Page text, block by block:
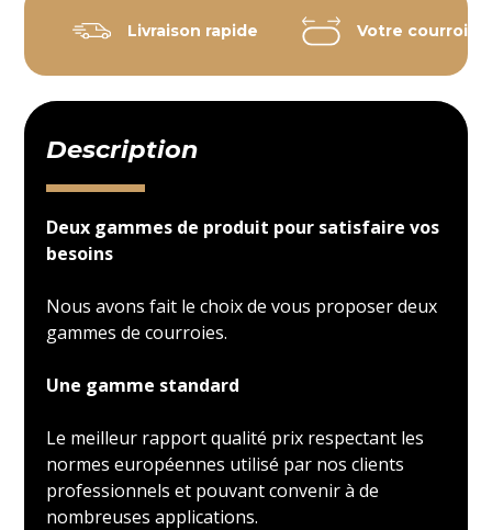
Livraison rapide Votre courroie
Description
Deux gammes de produit pour satisfaire vos
besoins
Nous avons fait le choix de vous proposer deux
gammes de courroies.
Une gamme standard
Le meilleur rapport qualité prix respectant les
normes européennes utilisé par nos clients
professionnels et pouvant convenir à de
nombreuses applications.